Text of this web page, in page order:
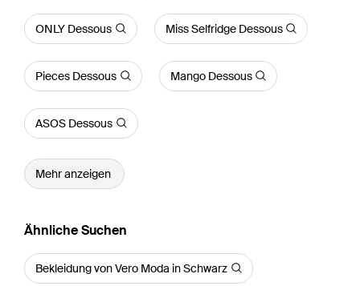
ONLY Dessous Miss Selfridge Dessous
Pieces Dessous Mango Dessous
ASOS Dessous
Mehr anzeigen
Ähnliche Suchen
Bekleidung von Vero Moda in Schwarz